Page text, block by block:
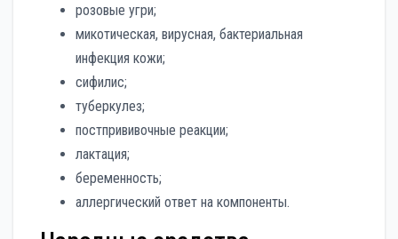
розовые угри;
микотическая, вирусная, бактериальная
инфекция кожи;
сифилис;
туберкулез;
постпрививочные реакции;
лактация;
беременность;
аллергический ответ на компоненты.